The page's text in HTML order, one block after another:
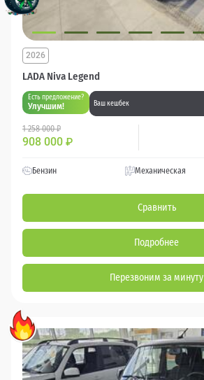
LADA Niva Legend
2026
Есть предложение?
Улучшим! Ваш кешбек
1 258 000 ₽
908 000 ₽
Бензин Механическая
Сравнить
Подробнее
Перезвоним за минуту